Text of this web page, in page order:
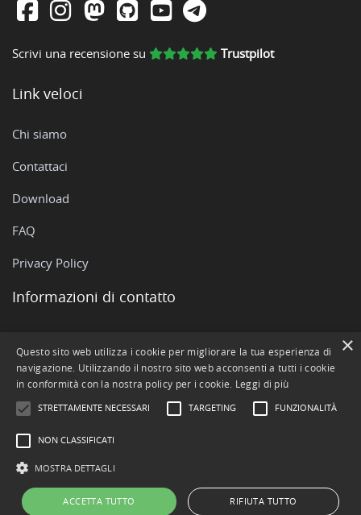
Scrivi una recensione su Trustpilot
Link veloci
Chi siamo
Contattaci
Download
FAQ
Privacy Policy
Informazioni di contatto
+390429602511
info@openstamanager.com
×
Questo sito web utilizza i cookie per migliorare la tua esperienza di
navigazione. Utilizzando il nostro sito web acconsenti a tutti i cookie
in conformità con la nostra policy per i cookie.
Leggi di più
STRETTAMENTE NECESSARI TARGETING FUNZIONALITÀ
NON CLASSIFICATI
MOSTRA DETTAGLI
ACCETTA TUTTO RIFIUTA TUTTO